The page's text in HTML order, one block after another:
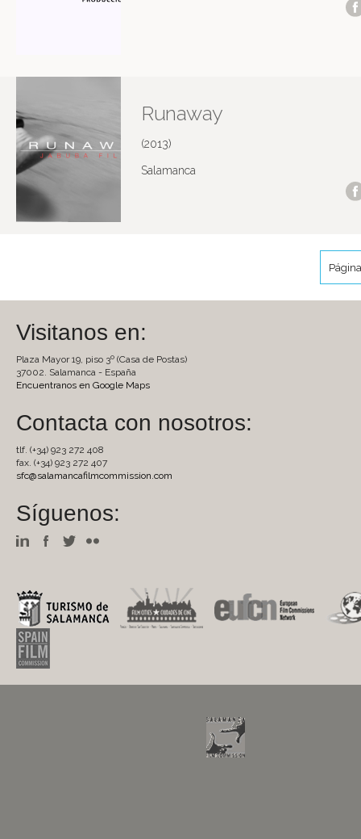
Runaway
(2013)
Salamanca
Visitanos en:
Plaza Mayor 19, piso 3º (Casa de Postas)
37002. Salamanca - España
Encuentranos en Google Maps
Contacta con nosotros:
tlf. (+34) 923 272 408
fax. (+34) 923 272 407
sfc@salamancafilmcommission.com
Síguenos: